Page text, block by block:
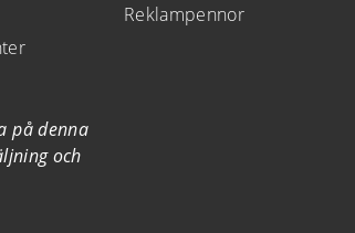
Reklampennor
på denna
och